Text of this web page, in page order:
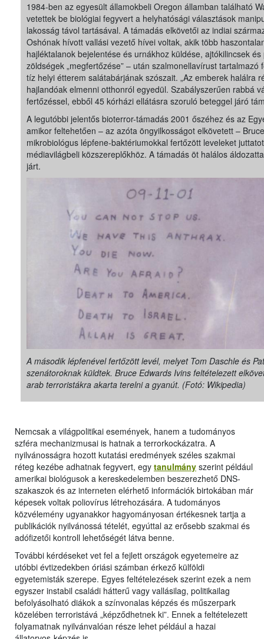
1984-ben az egyesült államokbeli Oregon államban található
vetettek be biológiai fegyvert a helyhatósági választások
lakosság távol tartásával. A támadás elkövetői az indiai
Oshónak hívott vallási vezető hívei voltak, akik több
hajléktalanok bejelentése és urnákhoz küldése, ajtókilincsek
zöldségek „megfertőzése” – után szalmonellavírust tartalmazó
tíz helyi étterem salátabárjának szószait. „Az emberek halálra
hajlandóak elmenni otthonról egyedül. Szabályszerűen rabbá
fertőzéssel, ebből 45 kórházi ellátásra szoruló beteggel járó
A legutóbbi jelentős bioterror-támadás 2001 őszéhez és az
amikor feltehetően – az azóta öngyilkosságot elkövetett –
mikrobiológus lépfene-baktériumokkal fertőzött leveleket
médiavilágbeli közszereplőkhöz. A támadás öt halálos
járt.
A második lépfenével fertőzött levél, melyet Tom Daschle és
szenátoroknak küldtek. Bruce Edwards Ivins feltételezett
arab terroristákra akarta terelni a gyanút. (Fotó: Wikipedia)
Nemcsak a világpolitikai események, hanem a tudományos
szféra mechanizmusai is hatnak a terrorkockázatra. A
nyilvánosságra hozott kutatási eredmények széles szakmai
réteg kezébe adhatnak fegyvert, egy tanulmány szerint például
amerikai biológusok a kereskedelemben beszerezhető DNS-
szakaszok és az interneten elérhető információk birtokában már
képesek voltak poliovírus létrehozására. A tudományos
közvélemény ugyanakkor hagyományosan értékesnek tartja a
publikációk nyilvánossá tételét, egyúttal az erősebb szakmai és
adófizetői kontroll lehetőségét látva benne.
További kérdéseket vet fel a fejlett országok egyetemeire az
utóbbi évtizedekben óriási számban érkező külföldi
egyetemisták szerepe. Egyes feltételezések szerint ezek a nem
egyszer instabil családi hátterű vagy vallásilag, politikailag
befolyásolható diákok a színvonalas képzés és műszerpark
közelében terroristává „képződhetnek ki”. Ennek a feltételezett
folyamatnak nyilvánvalóan része lehet például a hazai